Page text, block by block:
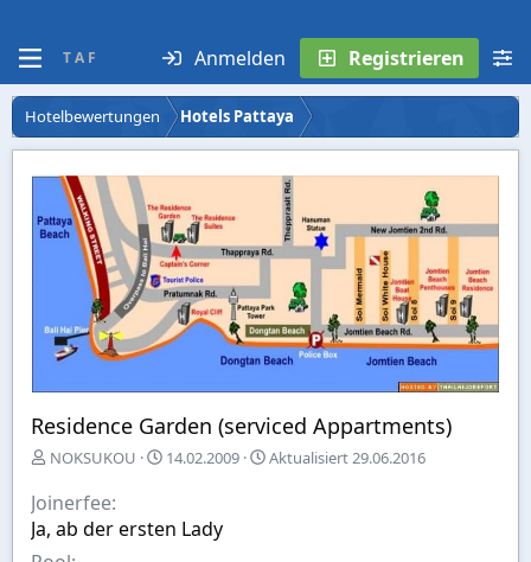
T A F Anmelden Registrieren
Hotelbewertungen Hotels Pattaya
Residence Garden (serviced Appartments)
E
s
e
NOKSUKOU
A
a
14.02.2009 Aktualisiert 29.06.2016
Joinerfee
Ja, ab der ersten Lady